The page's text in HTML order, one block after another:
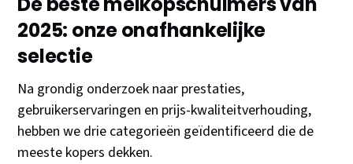
2025: onze onafhankelijke
selectie
Na grondig onderzoek naar prestaties,
gebruikerservaringen en prijs-kwaliteitverhouding,
hebben we drie categorieën geïdentificeerd die de
meeste kopers dekken.